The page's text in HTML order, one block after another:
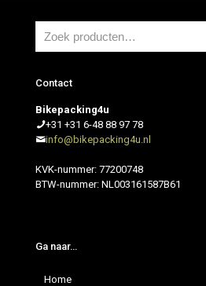
Contact
Bikepacking4u
+31 +31 6-48 88 97 78
info@bikepacking4u.nl
KVK-nummer: 77200748
BTW-nummer: NL003161587B61
Ga naar…
Home